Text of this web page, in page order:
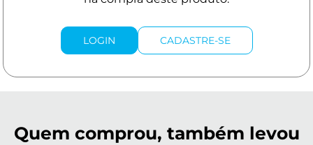
LOGIN CADASTRE-SE
Quem comprou, também levou